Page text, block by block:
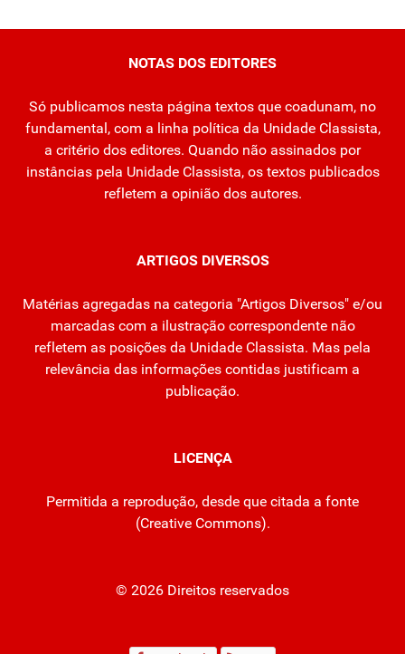
NOTAS DOS EDITORES
Só publicamos nesta página textos que coadunam, no
fundamental, com a linha política da Unidade Classista,
a critério dos editores. Quando não assinados por
instâncias pela Unidade Classista, os textos publicados
refletem a opinião dos autores.
ARTIGOS DIVERSOS
Matérias agregadas na categoria "Artigos Diversos" e/ou
marcadas com a ilustração correspondente não
refletem as posições da Unidade Classista. Mas pela
relevância das informações contidas justificam a
publicação.
LICENÇA
Permitida a reprodução, desde que citada a fonte
(Creative Commons).
© 2026 Direitos reservados